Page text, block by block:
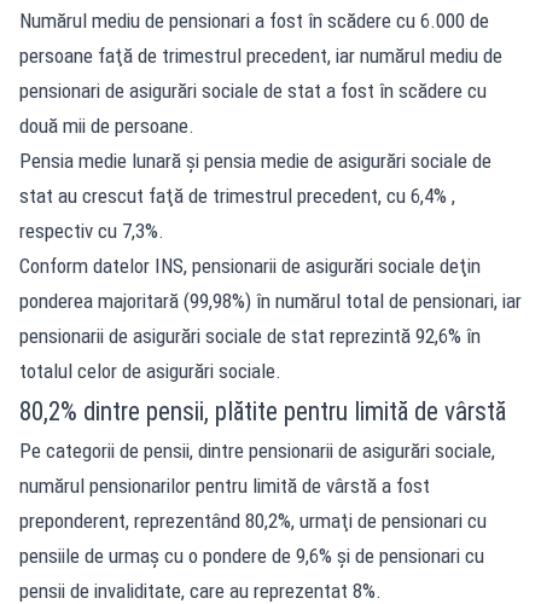
Numărul mediu de pensionari a fost în scădere cu 6.000 de
persoane faţă de trimestrul precedent, iar numărul mediu de
pensionari de asigurări sociale de stat a fost în scădere cu
două mii de persoane.
Pensia medie lunară şi pensia medie de asigurări sociale de
stat au crescut faţă de trimestrul precedent, cu 6,4% ,
respectiv cu 7,3%.
Conform datelor INS, pensionarii de asigurări sociale deţin
ponderea majoritară (99,98%) în numărul total de pensionari, iar
pensionarii de asigurări sociale de stat reprezintă 92,6% în
totalul celor de asigurări sociale.
80,2% dintre pensii, plătite pentru limită de vârstă
Pe categorii de pensii, dintre pensionarii de asigurări sociale,
numărul pensionarilor pentru limită de vârstă a fost
preponderent, reprezentând 80,2%, urmaţi de pensionari cu
pensiile de urmaş cu o pondere de 9,6% şi de pensionari cu
pensii de invaliditate, care au reprezentat 8%.